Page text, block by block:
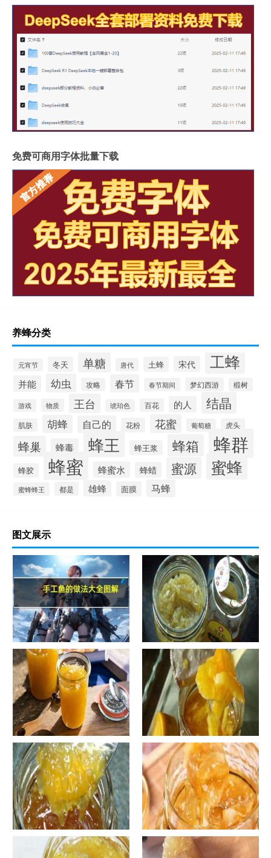
免费可商用字体批量下载
养蜂分类
元宵节 冬天 单糖 唐代 土蜂 宋代 工蜂
并能 幼虫 攻略 春节 春节期间 梦幻西游 椴树
游戏 物质 王台 琥珀色 百花 的人 结晶
肌肤 胡蜂 自己的 花粉 花蜜 葡萄糖 虎头
蜂巢 蜂毒 蜂王 蜂王浆 蜂箱 蜂群
蜂胶 蜂蜜 蜂蜜水 蜂蜡 蜜源 蜜蜂
蜜蜂蜂王 都是 雄蜂 面膜 马蜂
图文展示
手工鱼的做法大全图解
蜂蜜柚子茶的正确做法-蜂蜜柚
子茶的浸泡方法有哪些？
自制蜂蜜柚子茶-蜂蜜柚子茶有
哪些正确的做法？
自制蜂蜜柚子茶-蜂蜜柚子茶如
何正确饮用？
罐装蜂蜜柚子茶胖吗-蜂蜜柚子
茶喝了会发胖吗？
在家怎样做蜂蜜柚子茶-喝蜂蜜
柚子茶有哪些禁忌？